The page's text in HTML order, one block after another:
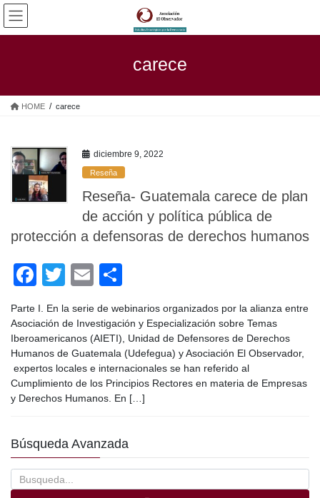
Saltar
contenido
Saltar
la
carece
HOME carece
diciembre 9, 2022
Reseña
Reseña- Guatemala carece de plan
de acción y política pública de
protección a defensoras de derechos humanos
F
a
c
e
b
o
k
T
tt
er
E
m
ail
o
m
p
ar
tir
Parte I. En la serie de webinarios organizados por la alianza entre
Asociación de Investigación y Especialización sobre Temas
Iberoamericanos (AIETI), Unidad de Defensores de Derechos
Humanos de Guatemala (Udefegua) y Asociación El Observador,
expertos locales e internacionales se han referido al
Cumplimiento de los Principios Rectores en materia de Empresas
y Derechos Humanos. En […]
Búsqueda Avanzada